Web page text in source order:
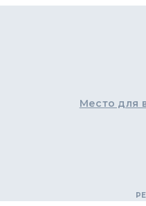
Место для